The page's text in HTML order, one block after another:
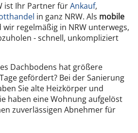
ist Ihr Partner fürAnkauf,
in ganz NRW. Als mobile
wir regelmäßig in NRW unterwegs,
- schnell, unkompliziert
Dachbodens hat größere
gefördert? Bei der Sanierung
Sie alte Heizkörper und
haben eine Wohnung aufgelöst
zuverlässigen Abnehmer für